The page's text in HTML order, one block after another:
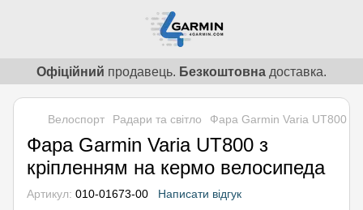
Офіційний продавець. Безкоштовна доставка.
Велоспорт Радари та світло Фара Garmin Varia UT800 з
Фара Garmin Varia UT800 з
кріпленням на кермо велосипеда
Артикул: 010-01673-00 Написати відгук